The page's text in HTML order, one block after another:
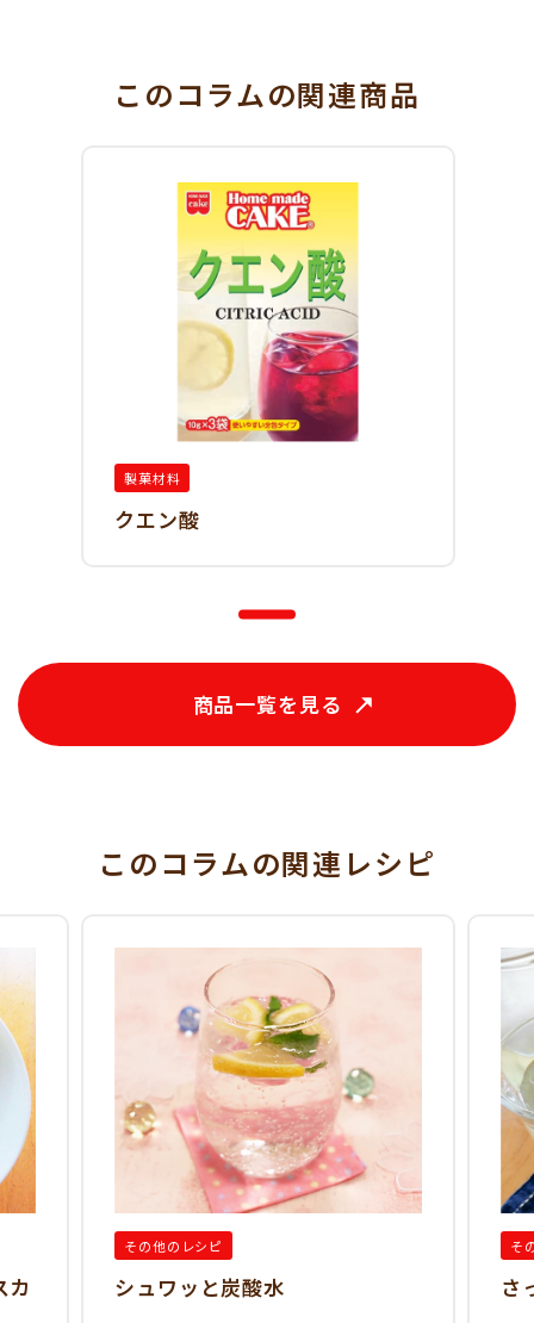
このコラムの関連商品
製菓材料
クエン酸
商品一覧を見る
このコラムの関連レシピ
カ
その他のレシピ
シュワッと炭酸水
そ
さ